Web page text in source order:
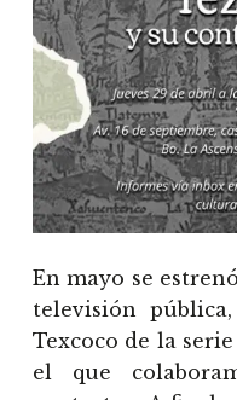
En mayo se
televisión
Texcoco de la serie
el que